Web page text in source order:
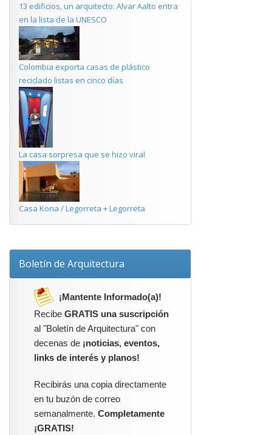
13 edificios, un arquitecto: Alvar Aalto entra
en la lista de la UNESCO
Colombia exporta casas de plástico
reciclado listas en cinco días
La casa sorpresa que se hizo viral
Casa Kona / Legorreta + Legorreta
Boletín de Arquitectura
¡Mantente Informado(a)!
Recibe GRATIS una suscripción
al "Boletín de Arquitectura" con
decenas de ¡noticias, eventos,
links de interés y planos!
Recibirás una copia directamente
en tu buzón de correo
semanalmente. Completamente
¡GRATIS!